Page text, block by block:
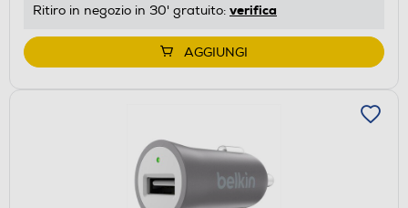
Ritiro in negozio in 30' gratuito: verifica
AGGIUNGI